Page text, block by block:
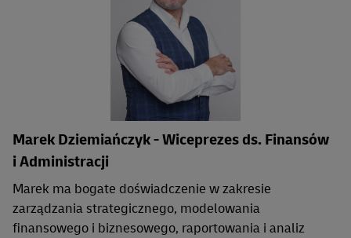
Marek Dziemiańczyk - Wiceprezes ds. Finansów
i Administracji
Marek ma bogate doświadczenie w zakresie
zarządzania strategicznego, modelowania
finansowego i biznesowego, raportowania i analiz